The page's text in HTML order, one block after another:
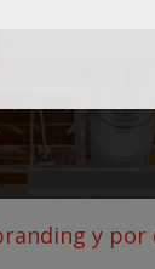
y por